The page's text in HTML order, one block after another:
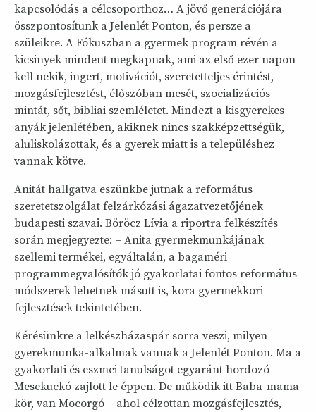
kapcsolódás a célcsoporthoz… A jövő generációjára
összpontosítunk a Jelenlét Ponton, és persze a
szüleikre. A Fókuszban a gyermek program révén a
kicsinyek mindent megkapnak, ami az első ezer napon
kell nekik, ingert, motivációt, szeretetteljes érintést,
mozgásfejlesztést, élőszóban mesét, szocializációs
mintát, sőt, bibliai szemléletet. Mindezt a kisgyerekes
anyák jelenlétében, akiknek nincs szakképzettségük,
aluliskolázottak, és a gyerek miatt is a településhez
vannak kötve.
Anitát hallgatva eszünkbe jutnak a református
szeretetszolgálat felzárkózási ágazatvezetőjének
budapesti szavai. Böröcz Lívia a riportra felkészítés
során megjegyezte: – Anita gyermekmunkájának
szellemi termékei, egyáltalán, a bagaméri
programmegvalósítók jó gyakorlatai fontos református
módszerek lehetnek másutt is, kora gyermekkori
fejlesztések tekintetében.
Kérésünkre a lelkészházaspár sorra veszi, milyen
gyerekmunka-alkalmak vannak a Jelenlét Ponton. Ma a
gyakorlati és eszmei tanulságot egyaránt hordozó
Mesekuckó zajlott le éppen. De működik itt Baba-mama
kör, van Mocorgó – ahol célzottan mozgásfejlesztés,